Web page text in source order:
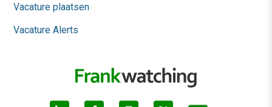
Vacature plaatsen
Vacature Alerts